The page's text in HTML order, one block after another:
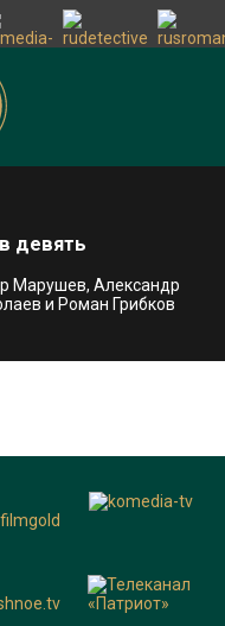
девять
Марушев, Александр
и Роман Грибков